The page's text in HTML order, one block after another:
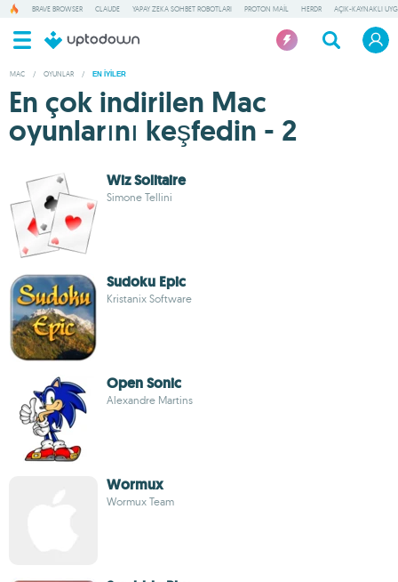
BRAVE BROWSER CLAUDE YAPAY ZEKA SOHBET ROBOTLARI PROTON MAIL HERDR AÇIK-KAYNAKLI
MAC / OYUNLAR / EN IYILER
En çok indirilen Mac
oyunlarını keşfedin - 2
Wiz Solitaire
Simone Tellini
Sudoku Epic
Kristanix Software
Open Sonic
Alexandre Martins
Wormux
Wormux Team